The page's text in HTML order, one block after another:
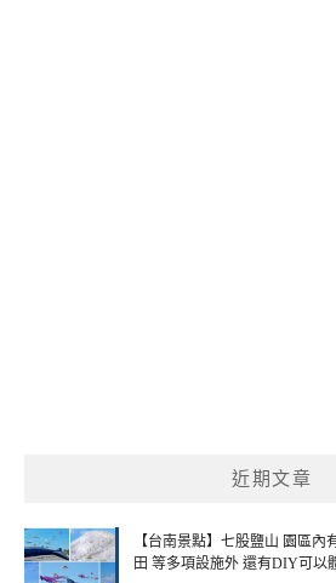
近期文章
【台南景點】七股鹽山 園區
田 等多項設施外 還有DIY可以